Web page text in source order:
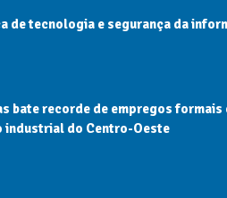
de tecnologia e segurança da
bate recorde de empregos
industrial do Centro-Oeste